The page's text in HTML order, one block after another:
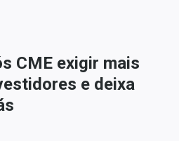
CME exigir mais
e deixa